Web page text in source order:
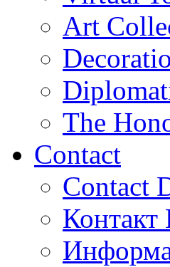
Art
The
Contact
Contact
Контакт